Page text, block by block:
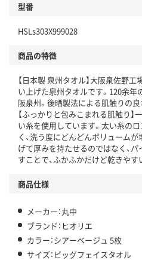
型番
HSLs303X999028
商品の特徴
【日本製 泉州タオル】大阪泉佐野
い上げた泉州タオルです。120余
阪泉州。後晒製法による肌触りの
【ふっかりと包みこまれる肌触り
い糸を使用しています。太い糸の
く、洗う度にどんどんボリューム
げて厚みを持たせるのではなく、
すことで、ふかふかだけど乾きやす
商品仕様
メーカー：丸中
ブランド：ヒオリエ
カラー：シアーベージュ 5枚
サイズ：ビッグフェイスタオル